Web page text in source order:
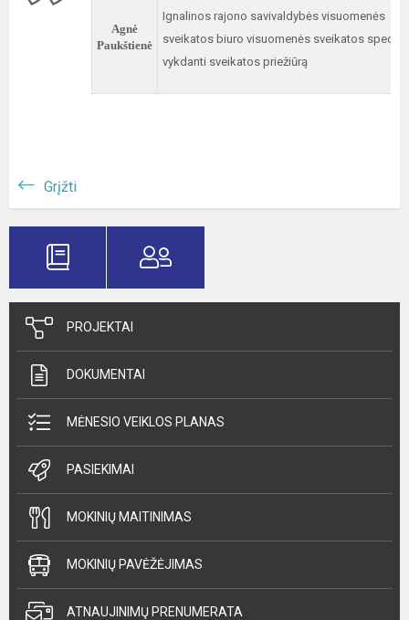
Agnė
Paukštienė
Ignalinos rajono savivaldybės visuomenės
sveikatos biuro visuomenės sveikatos
vykdanti sveikatos priežiūrą
Grįžti
PROJEKTAI
DOKUMENTAI
MĖNESIO VEIKLOS PLANAS
PASIEKIMAI
MOKINIŲ MAITINIMAS
MOKINIŲ PAVĖŽĖJIMAS
ATNAUJINIMŲ PRENUMERATA